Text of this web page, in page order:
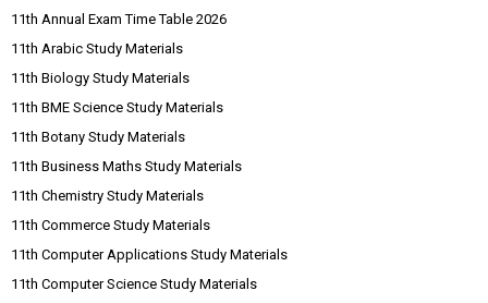
11th Annual Exam Time Table 2026
11th Arabic Study Materials
11th Biology Study Materials
11th BME Science Study Materials
11th Botany Study Materials
11th Business Maths Study Materials
11th Chemistry Study Materials
11th Commerce Study Materials
11th Computer Applications Study Materials
11th Computer Science Study Materials